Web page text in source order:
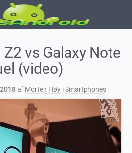
vs Galaxy Note
(video)
af Morten Høy iSmartphones